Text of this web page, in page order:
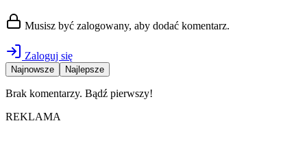
Musisz być zalogowany, aby dodać komentarz.
Zaloguj się
Najnowsze Najlepsze
Brak komentarzy. Bądź pierwszy!
REKLAMA